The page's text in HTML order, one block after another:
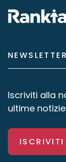
NEWSLETTER
Iscriviti alla
ultime
ISCRIVITI